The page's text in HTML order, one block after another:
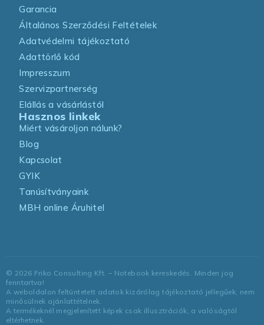
Garancia
Általános Szerződési Feltételek
Adatvédelmi tájékoztató
Adattörlő kód
Impresszum
Szervizpartnerség
Elállás a vásárlástól
Hasznos linkek
Miért vásároljon nálunk?
Blog
Kapcsolat
GYIK
Tanúsítványaink
MBH online Áruhitel
© 2026 Friko Consulting Kft. – Notebook kereskedés. Minden jog
fenntartva!
A weboldalon feltüntetett adatok kizárólag tájékoztató jellegűek, nem
minősülnek ajánlattételnek.
A termékeknél megjelenített képek csak illusztrációk, a valóságtól
eltérhetnek.